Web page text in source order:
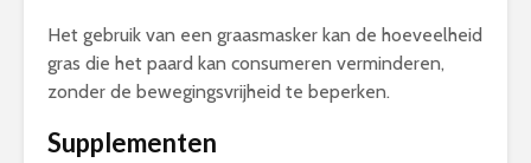
Het gebruik van een graasmasker kan de hoeveelheid
gras die het paard kan consumeren verminderen,
zonder de bewegingsvrijheid te beperken.
Supplementen